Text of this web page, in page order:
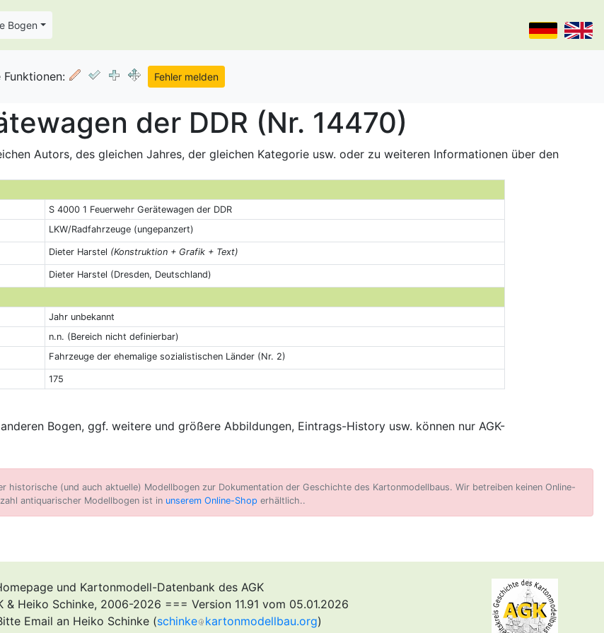
Bogen
der DDR (Nr. 14470)
Autors, des gleichen Jahres, der gleichen Kategorie usw. oder zu weiteren Informationen über den
S 4000 1 Feuerwehr Gerätewagen der DDR
LKW/Radfahrzeuge (ungepanzert)
Dieter Harstel (Konstruktion + Grafik + Text)
Dieter Harstel (Dresden, Deutschland)
Jahr unbekannt
n.n. (Bereich nicht definierbar)
Fahrzeuge der ehemalige sozialistischen Länder (Nr. 2)
175
Bogen, ggf. weitere und größere Abbildungen, Eintrags-History usw. können nur AGK-
historische (und auch aktuelle) Modellbogen zur Dokumentation der Geschichte des Kartonmodellbaus. Wir betreiben keinen Online-
antiquarischer Modellbogen ist in unserem Online-Shop erhältlich..
und Kartonmodell-Datenbank des AGK
Heiko Schinke, 2006-2026 === Version 11.91 vom 05.01.2026
Email an Heiko Schinke (schinke kartonmodellbau.org)